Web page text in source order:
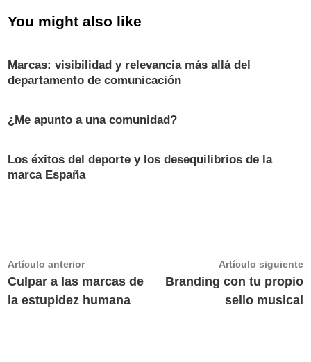
You might also like
Marcas: visibilidad y relevancia más allá del
departamento de comunicación
¿Me apunto a una comunidad?
Los éxitos del deporte y los desequilibrios de la
marca España
Navegación
de
entradas
Artículo anteriorArtículo
anterior:
Culpar a las marcas de
la estupidez humana
Artículo siguiente
Branding con tu propio
sello musical